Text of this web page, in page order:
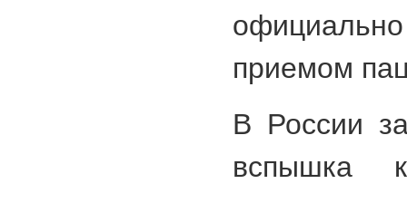
приемом
В России
вспышка